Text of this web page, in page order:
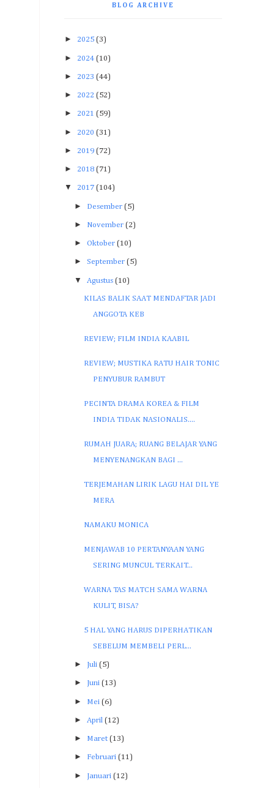
BLOG ARCHIVE
► 2025 (3)
► 2024 (10)
► 2023 (44)
► 2022 (52)
► 2021 (59)
► 2020 (31)
► 2019 (72)
► 2018 (71)
▼ 2017 (104)
► Desember (5)
► November (2)
► Oktober (10)
► September (5)
▼ Agustus (10)
KILAS BALIK SAAT MENDAFTAR JADI
ANGGOTA KEB
REVIEW; FILM INDIA KAABIL
REVIEW; MUSTIKA RATU HAIR TONIC
PENYUBUR RAMBUT
PECINTA DRAMA KOREA & FILM
INDIA TIDAK NASIONALIS....
RUMAH JUARA; RUANG BELAJAR YANG
MENYENANGKAN BAGI ...
TERJEMAHAN LIRIK LAGU HAI DIL YE
MERA
NAMAKU MONICA
MENJAWAB 10 PERTANYAAN YANG
SERING MUNCUL TERKAIT...
WARNA TAS MATCH SAMA WARNA
KULIT, BISA?
5 HAL YANG HARUS DIPERHATIKAN
SEBELUM MEMBELI PERL...
► Juli (5)
► Juni (13)
► Mei (6)
► April (12)
► Maret (13)
► Februari (11)
► Januari (12)